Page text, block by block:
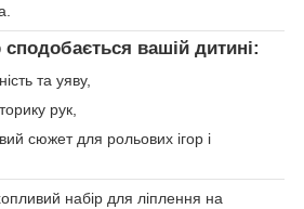
вашій дитині:
та уяву,
рук,
сюжет для рольових ігор і
набір для ліплення на